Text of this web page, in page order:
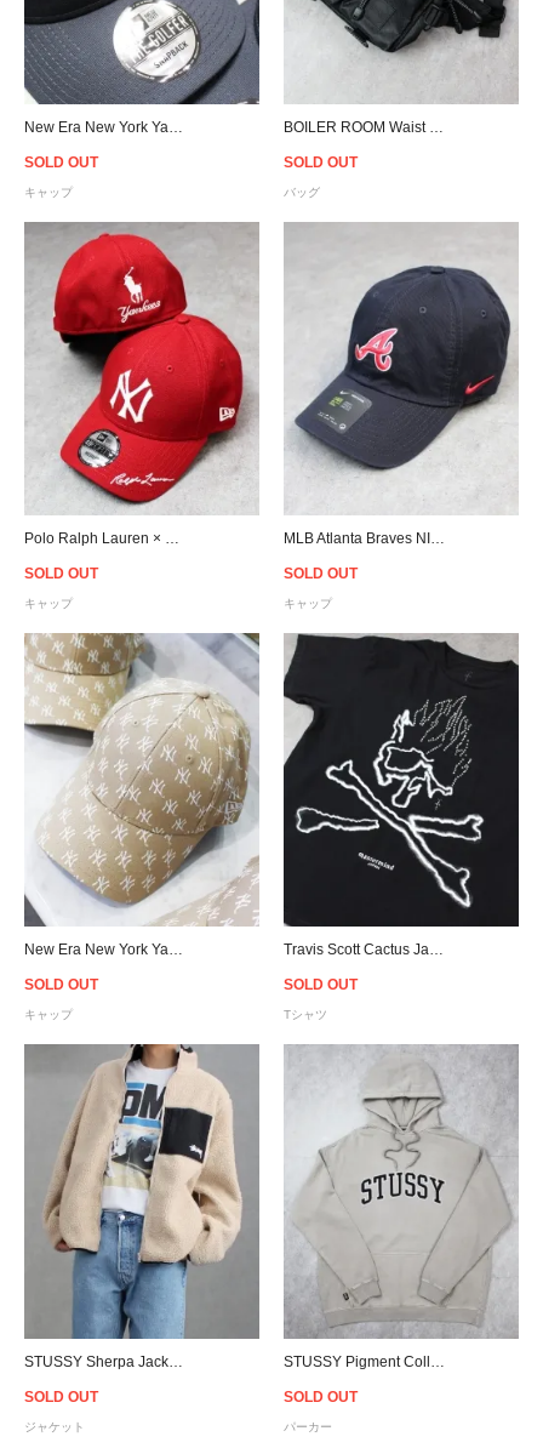
SOLD OUT
キャップ
SOLD OUT
バッグ
SOLD OUT
キャップ
SOLD OUT
キャップ
SOLD OUT
キャップ
SOLD OUT
Tシャツ
SOLD OUT
ジャケット
SOLD OUT
パーカー